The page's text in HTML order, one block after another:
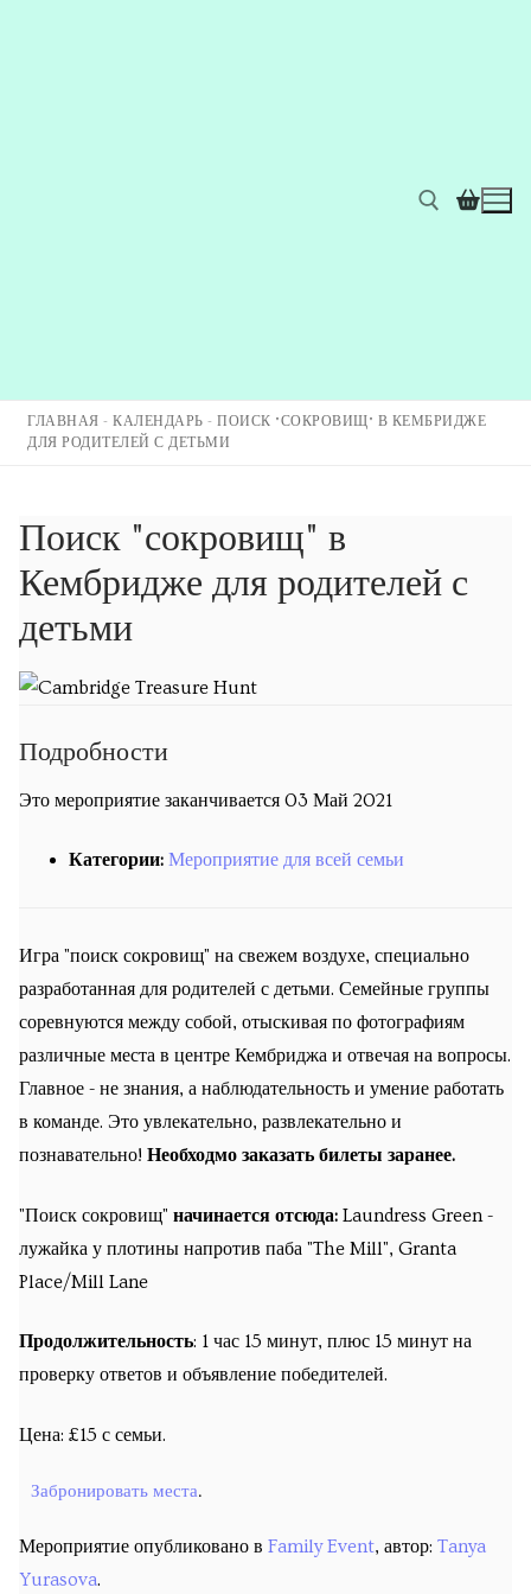
экскурсиях
Обучение
Уроки математики
Уроки русского языка
языка
Предстоящие экскурсии
Места встречи
Прошедшие экскурсии
Past courses
ГЛАВНАЯ -КАЛЕНДАРЬ -ПОИСК "СОКРОВИЩ" В КЕМБРИДЖЕ
ДЛЯ РОДИТЕЛЕЙ С ДЕТЬМИ
Поиск "сокровищ" в
Кембридже для родителей с
детьми
Подробности
Это мероприятие заканчивается 03 Май 2021
Категории: Мероприятие для всей семьи
Игра "поиск сокровищ" на свежем воздухе, специально
разработанная для родителей с детьми. Семейные группы
соревнуются между собой, отыскивая по фотографиям
различные места в центре Кембриджа и отвечая на вопросы.
Главное - не знания, а наблюдательность и умение работать
в команде. Это увлекательно, развлекательно и
познавательно! Необходмо заказать билеты заранее.
"Поиск сокровищ" начинается отсюда: Laundress Green -
лужайка у плотины напротив паба "The Mill", Granta
Place/Mill Lane
Продолжительность: 1 час 15 минут, плюс 15 минут на
проверку ответов и объявление победителей.
Цена: £15 с семьи.
Забронировать места.
Мероприятие опубликовано в Family Event, автор: Tanya
Yurasova.